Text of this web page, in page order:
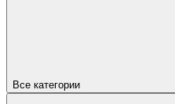
Все категории